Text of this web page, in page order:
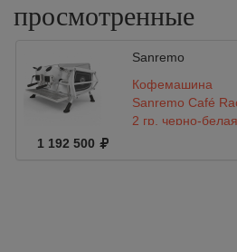
просмотренные
Sanremo
Кофемашина
Sanremo Café
2 гр. черно-белая
1 192 500